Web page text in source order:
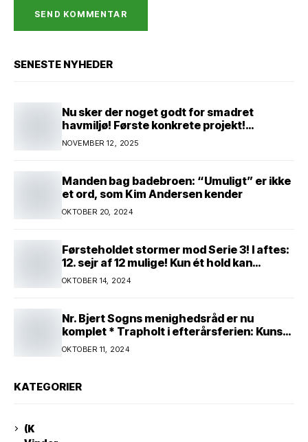
SENESTE NYHEDER
Nu sker der noget godt for smadret
havmiljø! Første konkrete projekt!
Genopretning af natur i lavbundsområde
ved Eltang Vig! 31 hektar! 2,5 millioner
NOVEMBER 12, 2025
Manden bag badebroen: “Umuligt” er ikke
et ord, som Kim Andersen kender
OKTOBER 20, 2024
Førsteholdet stormer mod Serie 3! I aftes:
12. sejr af 12 mulige! Kun ét hold kan
spænde ben! Afgørende kamp venter! Alle
mand af hus! Kør med og støt!
OKTOBER 14, 2024
Nr. Bjert Sogns menighedsråd er nu
komplet * Trapholt i efterårsferien: Kunst
og kreativitet i børnehøjde * Nr. Bjert
kunstnerpar repræsenteres på stor
OKTOBER 11, 2024
KATEGORIER
(K